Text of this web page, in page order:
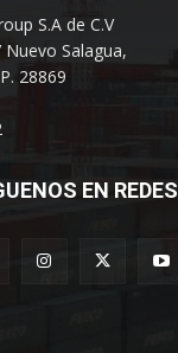
S.A de C.V
Salagua,
28869
EN REDES